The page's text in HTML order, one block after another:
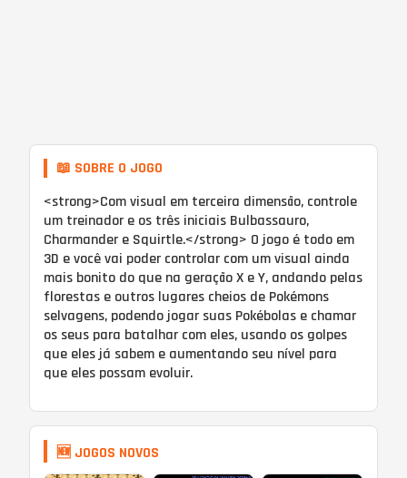
📖 SOBRE O JOGO
<strong>Com visual em terceira dimensão, controle
um treinador e os três iniciais Bulbassauro,
Charmander e Squirtle.</strong> O jogo é todo em
3D e você vai poder controlar com um visual ainda
mais bonito do que na geração X e Y, andando pelas
florestas e outros lugares cheios de Pokémons
selvagens, podendo jogar suas Pokébolas e chamar
os seus para batalhar com eles, usando os golpes
que eles já sabem e aumentando seu nível para
que eles possam evoluir.
🆕 JOGOS NOVOS